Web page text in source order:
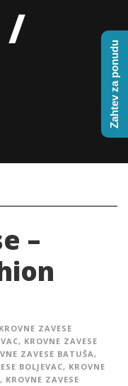
/
–
KROVNE ZAVESE
, KROVNE ZAVESE
ZAVESE BATUŠA,
BOLJEVAC, KROVNE
, KROVNE ZAVESE
Zahtev za ponudu